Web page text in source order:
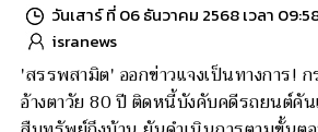
วันเสาร์ ที่ 06 ธันวาคม 2568 เวลา
isranews
'สรรพสามิต' ออกข่าวแจงเป็นทางการ!
อ้างตาวัย 80 ปี ติดหนี้บังคับคดีรถยนต์คั